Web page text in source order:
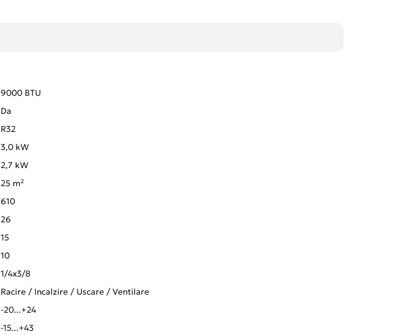
9000 BTU
Da
R32
3,0 kW
2,7 kW
25 m²
610
26
15
10
1/4x3/8
Racire / Incalzire / Uscare / Ventilare
-20...+24
-15...+43